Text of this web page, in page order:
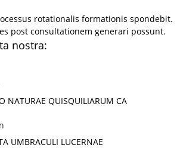
rotationalis formationis spondebit.
post consultationem generari possunt.
nostra:
NATURAE QUISQUILIARUM CA
UMBRACULI LUCERNAE